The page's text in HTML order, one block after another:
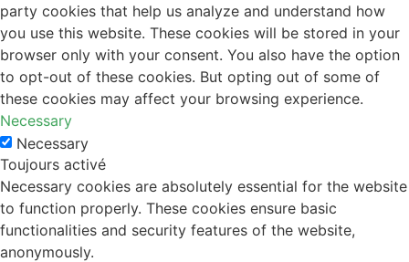
party cookies that help us analyze and understand how
you use this website. These cookies will be stored in your
browser only with your consent. You also have the option
to opt-out of these cookies. But opting out of some of
these cookies may affect your browsing experience.
Necessary
Necessary
Toujours activé
Necessary cookies are absolutely essential for the website
to function properly. These cookies ensure basic
functionalities and security features of the website,
anonymously.